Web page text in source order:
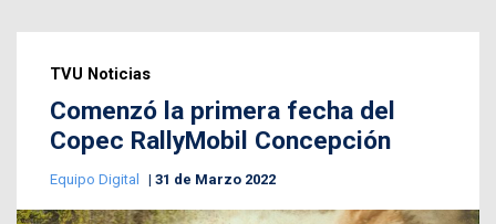
TVU Noticias
Comenzó la primera fecha del
Copec RallyMobil Concepción
Equipo Digital 31 de Marzo 2022